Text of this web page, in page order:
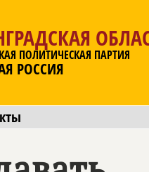
ПОЛИТИЧЕСКАЯ ПАРТИЯ
РОССИЯ